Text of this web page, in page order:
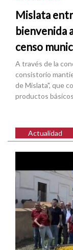
Mislata
bienvenida
censo
A través de la
consistorio
de Mislata", que
productos
Actualidad